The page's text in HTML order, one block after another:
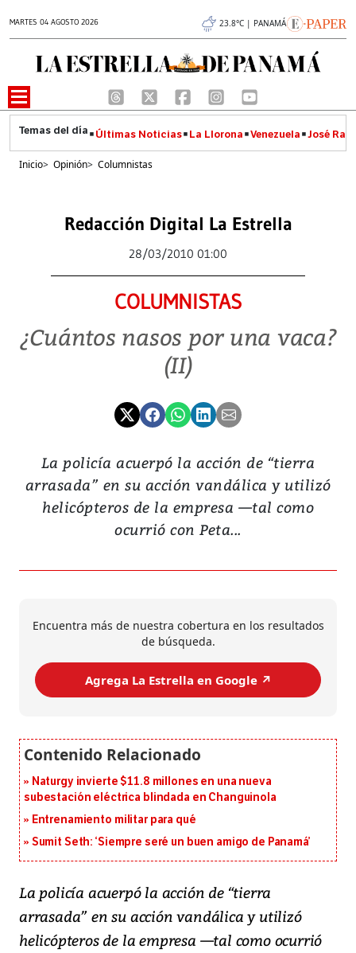
MARTES 04 AGOSTO 2026 23.8°C | PANAMÁ
Últimas Noticias La Llorona Venezuela José
Inicio> Opinión> Columnistas
Redacción Digital La Estrella
28/03/2010 01:00
COLUMNISTAS
¿Cuántos nasos por una vaca?
(II)
La policía acuerpó la acción de “tierra
arrasada” en su acción vandálica y utilizó
helicópteros de la empresa —tal como
ocurrió con Peta...
Encuentra más de nuestra cobertura en los resultados
de búsqueda.
Agrega La Estrella en Google ↗️
Naturgy invierte $11.8 millones en una nueva
subestación eléctrica blindada en Changuinola
Entrenamiento militar para qué
Sumit Seth: ‘Siempre seré un buen amigo de Panamá’
La policía acuerpó la acción de “tierra
arrasada” en su acción vandálica y utilizó
helicópteros de la empresa —tal como ocurrió